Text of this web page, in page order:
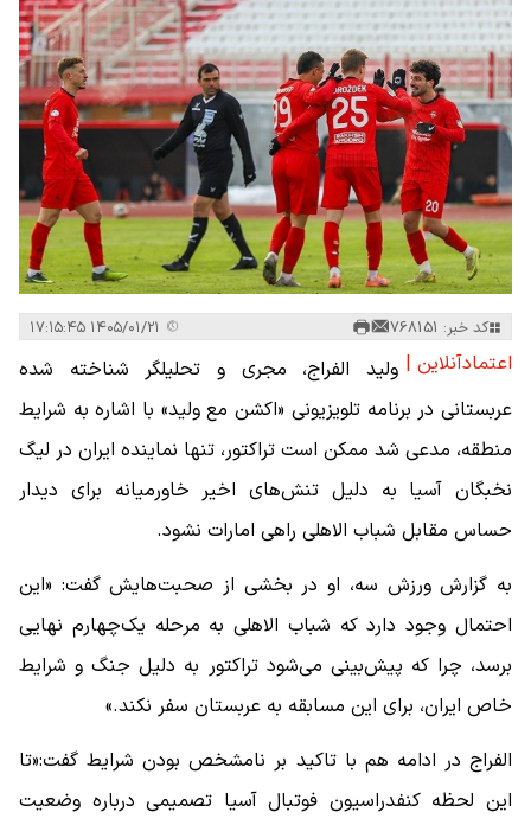
کد خبر: 768151
اعتمادآنلاین | ولید الفراج، مجری و تحلیلگر شناخته‌ شده
عربستانی در برنامه تلویزیونی «اکشن مع ولید» با اشاره به شرایط
منطقه، مدعی شد ممکن است تراکتور، تنها نماینده ایران در لیگ
نخبگان آسیا به ‌دلیل تنش‌های اخیر خاورمیانه برای دیدار
حساس مقابل شباب الاهلی راهی امارات نشود.
به گزارش ورزش سه، او در بخشی از صحبت‌هایش گفت: «این
احتمال وجود دارد که شباب الاهلی به مرحله یک‌چهارم نهایی
برسد، چرا که پیش‌بینی می‌شود تراکتور به ‌دلیل جنگ و شرایط
خاص ایران، برای این مسابقه به عربستان سفر نکند.»
الفراج در ادامه هم با تاکید بر نامشخص بودن شرایط گفت:«تا
این لحظه کنفدراسیون فوتبال آسیا تصمیمی درباره وضعیت